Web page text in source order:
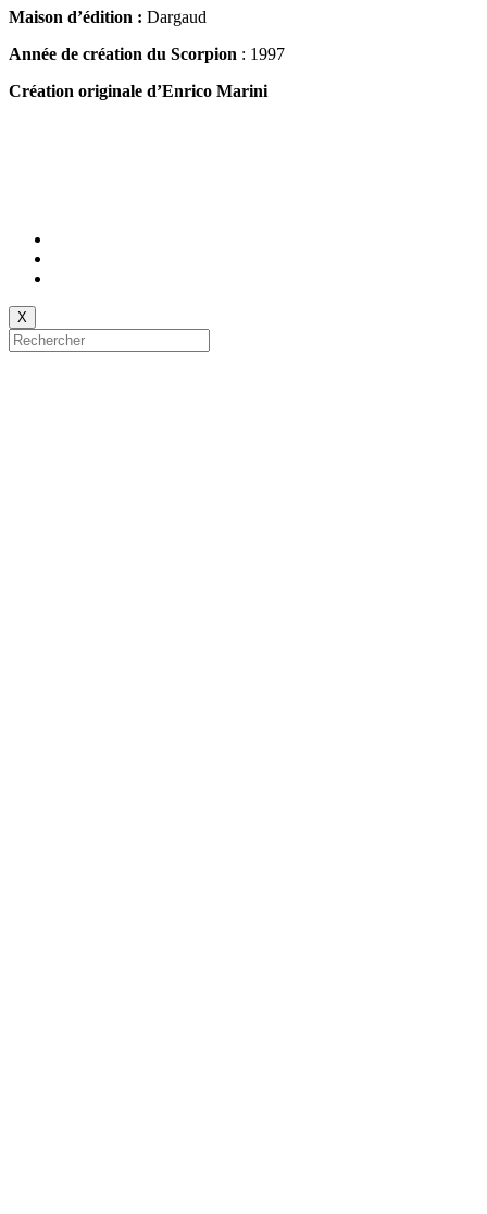
Maison d’édition : Dargaud
Année de création du Scorpion : 1997
Création originale d’Enrico Marini
X